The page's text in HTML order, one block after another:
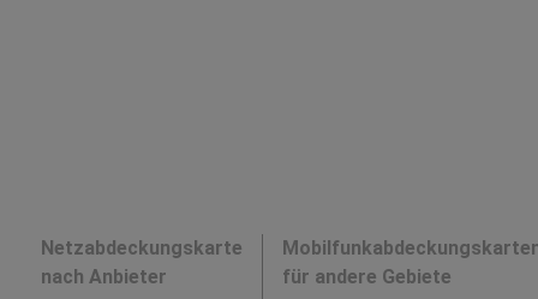
Netzabdeckungskarte
nach Anbieter
für andere Gebiete